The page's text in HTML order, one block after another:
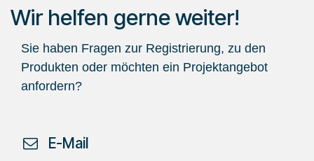
Wir helfen gerne weiter!
Sie haben Fragen zur Registrierung, zu den
Produkten oder möchten ein Projektangebot
anfordern?
​ E-Mail